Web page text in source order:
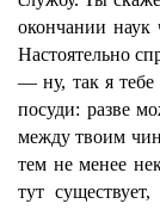
окончании наук
Настоятельно
— ну, так я тебе
посуди: разве
между твоим
тем не менее
тут